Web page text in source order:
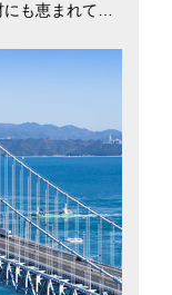
も恵まれてい
観光客が訪れ
大企業も多
など、四国随
育にかかる物
きるゆとりあ
そんな徳島県
に紹介しま